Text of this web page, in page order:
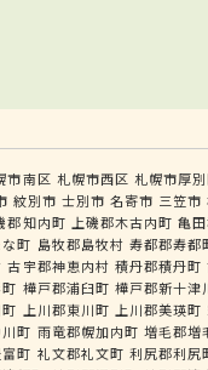
市南区 札幌市西区 札幌市厚
紋別市 士別市 名寄市 三笠市
郡知内町 上磯郡木古内町 亀
町 島牧郡島牧村 寿都郡寿都
古宇郡神恵内村 積丹郡積丹町
樺戸郡浦臼町 樺戸郡新十津
上川郡東川町 上川郡美瑛町
町 雨竜郡幌加内町 増毛郡増
町 礼文郡礼文町 利尻郡利尻